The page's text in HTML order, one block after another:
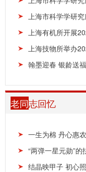
上海市科学学研
上海有机所开展
上海技物所举办
老同志回忆
一生为棉 丹心惠
“两弹一星元勋”
结晶映甲子 初心